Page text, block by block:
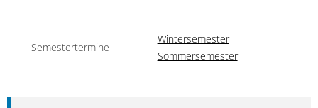
Semestertermine
Wintersemester
Sommersemester